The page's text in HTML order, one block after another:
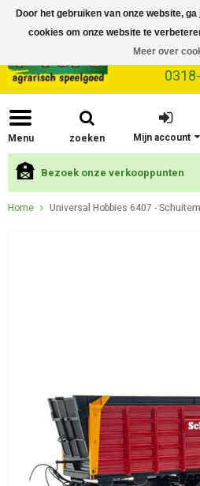
Menu zoeken Mijn account
Bezoek onze verkooppunten
Home Universal Hobbies 6407 -
Door het gebruiken van onze website,
cookies om onze website te
Meer over